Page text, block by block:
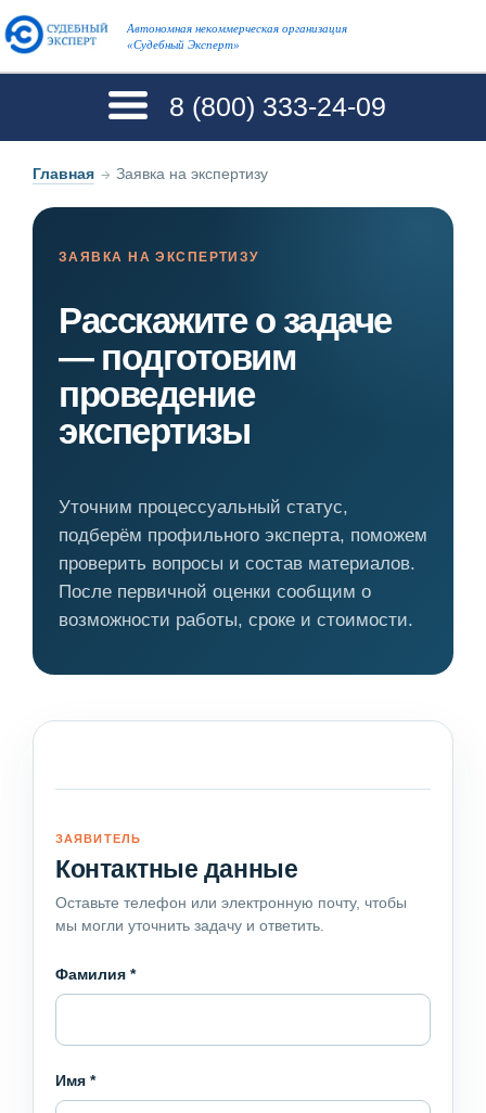
Автономная некоммерческая организация
«Судебный Эксперт»
8 (800) 333-24-09
Главная → Заявка на экспертизу
ЗАЯВКА НА ЭКСПЕРТИЗУ
Расскажите о задаче
— подготовим
проведение
экспертизы
Уточним процессуальный статус,
подберём профильного эксперта, поможем
проверить вопросы и состав материалов.
После первичной оценки сообщим о
возможности работы, сроке и стоимости.
ЗАЯВИТЕЛЬ
Контактные данные
Оставьте телефон или электронную почту, чтобы
мы могли уточнить задачу и ответить.
Фамилия *
Имя *